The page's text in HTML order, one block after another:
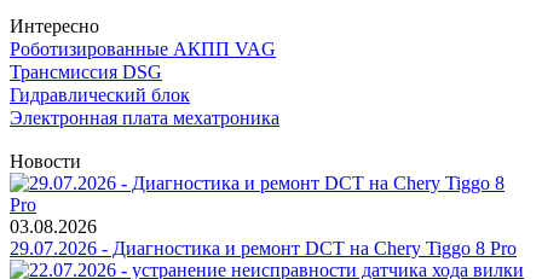
Интересно
Роботизированные АКПП VAG
Трансмиссия DSG
Гидравлический блок
Электронная плата мехатроника
Новости
03.08.2026
29.07.2026 - Диагностика и ремонт DCT на Chery Tiggo 8 Pro